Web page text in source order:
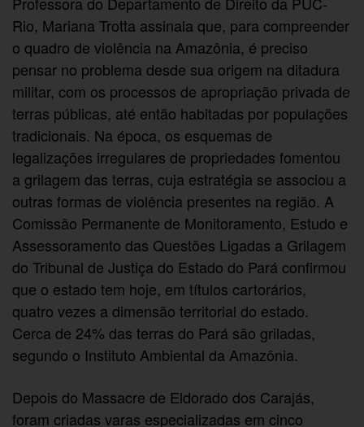
Rio, Mariana Trotta assinala que, para compreender
o quadro de violência na Amazônia, é preciso
pensar no problema desde sua origem na ditadura
militar, com os processos de apropriação privada de
terras públicas, até então habitadas por populações
tradicionais. Na época, os esquemas de
legalizações irregulares de propriedades fomentou
a grilagem das terras, cuja estratégia se associou a
outras formas de violência presentes na região. A
Comissão Permanente de Monitoramento, Estudo e
Assessoramento das Questões Ligadas a Grilagem
do Tribunal de Justiça do Estado do Pará confirmou
que o estado tem hoje, em títulos cartorários,
quatro vezes a dimensão territorial do estado.
Cerca de 24% das terras do Pará são griladas,
segundo o Instituto Ambiental da Amazônia.
Depois do Massacre de Eldorado dos Carajás,
foram criadas varas especializadas em cinco